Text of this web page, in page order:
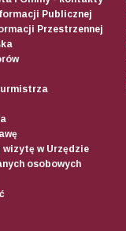
Publicznej
Przestrzennej
wizytę w Urzędzie
osobowych